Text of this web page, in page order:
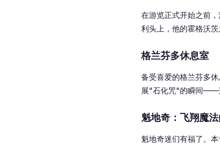
在游览正式开始之前
利头上，他的霍格沃茨
格兰芬多休息室
备受喜爱的格兰芬多
展"石化咒"的瞬间——
魁地奇：飞翔魔
魁地奇迷们有福了。